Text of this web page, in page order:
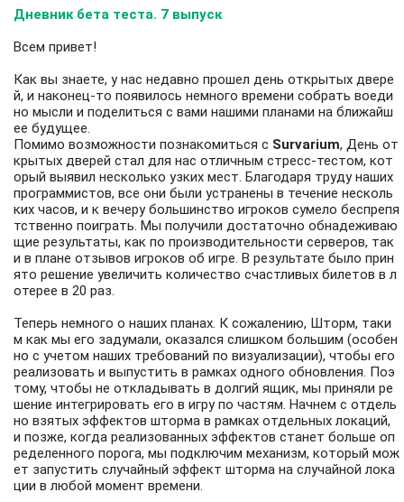
Дневник бета теста. 7 выпуск
Всем привет!
Как вы знаете, у нас недавно прошел день открытых двере
й, и наконец-то появилось немного времени собрать воеди
но мысли и поделиться с вами нашими планами на ближайш
ее будущее.
Помимо возможности познакомиться с Survarium, День от
крытых дверей стал для нас отличным стресс-тестом, кот
орый выявил несколько узких мест. Благодаря труду наших
программистов, все они были устранены в течение несколь
ких часов, и к вечеру большинство игроков сумело беспрепя
тственно поиграть. Мы получили достаточно обнадеживаю
щие результаты, как по производительности серверов, так
и в плане отзывов игроков об игре. В результате было прин
ято решение увеличить количество счастливых билетов в л
отерее в 20 раз.
Теперь немного о наших планах. К сожалению, Шторм, таки
м как мы его задумали, оказался слишком большим (особен
но с учетом наших требований по визуализации), чтобы его
реализовать и выпустить в рамках одного обновления. Поэ
тому, чтобы не откладывать в долгий ящик, мы приняли ре
шение интегрировать его в игру по частям. Начнем с отдель
но взятых эффектов шторма в рамках отдельных локаций,
и позже, когда реализованных эффектов станет больше оп
ределенного порога, мы подключим механизм, который мож
ет запустить случайный эффект шторма на случайной лока
ции в любой момент времени.